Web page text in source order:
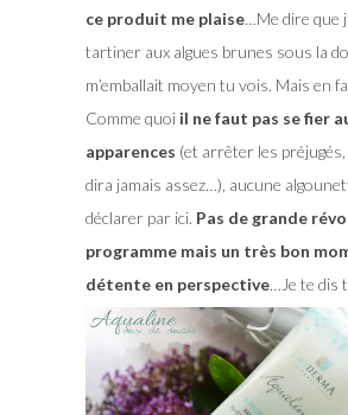
ce produit me plaise…Me dire que
tartiner aux algues brunes sous la
m’emballait moyen tu vois. Mais en
Comme quoi il ne faut pas se fier
apparences (et arrêter les préjugés,
dira jamais assez…), aucune
déclarer par ici. Pas de grande
programme mais un très bon
détente en perspective…Je te dis